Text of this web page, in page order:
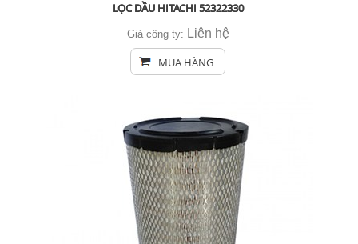
LỌC DẦU HITACHI 52322330
Giá công ty: Liên hệ
MUA HÀNG